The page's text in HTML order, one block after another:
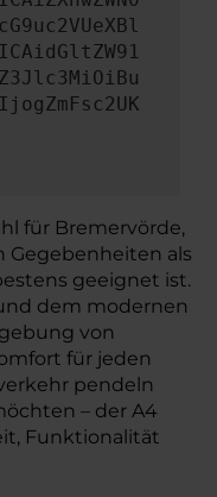
für Bremervörde,
Gegebenheiten als
geeignet ist.
dem modernen
von
für jeden
pendeln
– der A4
Funktionalität